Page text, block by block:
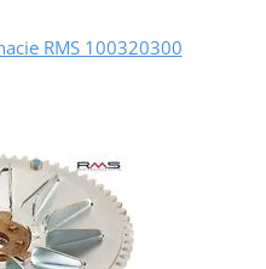
RMS 100320300